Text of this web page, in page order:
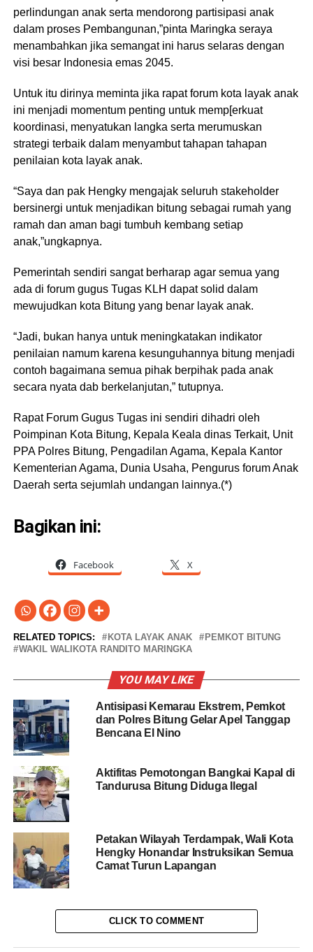
perlindungan anak serta mendorong partisipasi anak
dalam proses Pembangunan,”pinta Maringka seraya
menambahkan jika semangat ini harus selaras dengan
visi besar Indonesia emas 2045.
Untuk itu dirinya meminta jika rapat forum kota layak anak
ini menjadi momentum penting untuk memp[erkuat
koordinasi, menyatukan langka serta merumuskan
strategi terbaik dalam menyambut tahapan tahapan
penilaian kota layak anak.
“Saya dan pak Hengky mengajak seluruh stakeholder
bersinergi untuk menjadikan bitung sebagai rumah yang
ramah dan aman bagi tumbuh kembang setiap
anak,”ungkapnya.
Pemerintah sendiri sangat berharap agar semua yang
ada di forum gugus Tugas KLH dapat solid dalam
mewujudkan kota Bitung yang benar layak anak.
“Jadi, bukan hanya untuk meningkatakan indikator
penilaian namum karena kesunguhannya bitung menjadi
contoh bagaimana semua pihak berpihak pada anak
secara nyata dab berkelanjutan,” tutupnya.
Rapat Forum Gugus Tugas ini sendiri dihadri oleh
Poimpinan Kota Bitung, Kepala Keala dinas Terkait, Unit
PPA Polres Bitung, Pengadilan Agama, Kepala Kantor
Kementerian Agama, Dunia Usaha, Pengurus forum Anak
Daerah serta sejumlah undangan lainnya.(*)
Bagikan ini:
Facebook X
RELATED TOPICS: KOTA LAYAK ANAK
PEMKOT BITUNG
WAKIL WALIKOTA RANDITO MARINGKA
YOU MAY LIKE
Antisipasi Kemarau Ekstrem, Pemkot
dan Polres Bitung Gelar Apel Tanggap
Bencana El Nino
Aktifitas Pemotongan Bangkai Kapal di
Tandurusa Bitung Diduga Ilegal
Petakan Wilayah Terdampak, Wali Kota
Hengky Honandar Instruksikan Semua
Camat Turun Lapangan
CLICK TO COMMENT